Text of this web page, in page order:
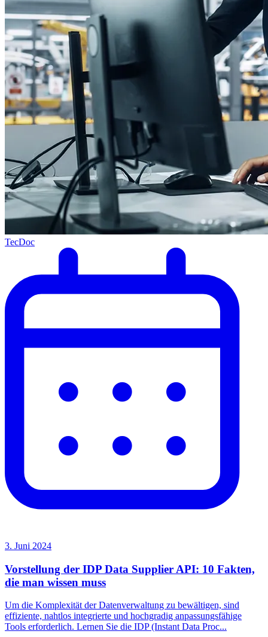
TecDoc
3. Juni 2024
Vorstellung der IDP Data Supplier API: 10 Fakten,
die man wissen muss
Um die Komplexität der Datenverwaltung zu bewältigen, sind
effiziente, nahtlos integrierte und hochgradig anpassungsfähige
Tools erforderlich. Lernen Sie die IDP (Instant Data Proc...